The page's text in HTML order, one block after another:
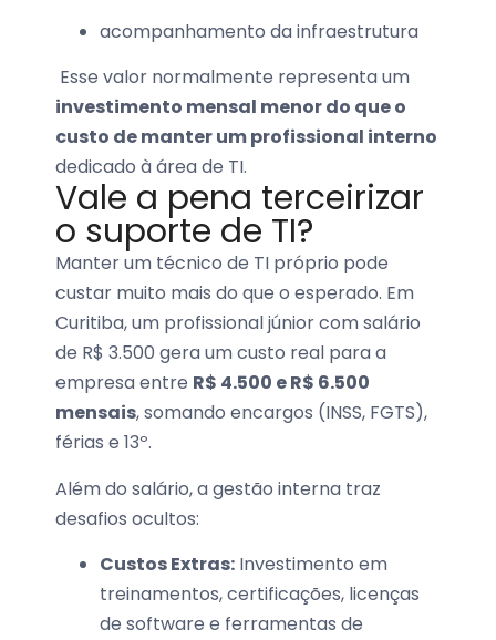
acompanhamento da infraestrutura
Esse valor normalmente representa um
investimento mensal menor do que o
custo de manter um profissional interno
dedicado à área de TI.
Vale a pena terceirizar
o suporte de TI?
Manter um técnico de TI próprio pode
custar muito mais do que o esperado. Em
Curitiba, um profissional júnior com salário
de R$ 3.500 gera um custo real para a
empresa entre R$ 4.500 e R$ 6.500
mensais, somando encargos (INSS, FGTS),
férias e 13º.
Além do salário, a gestão interna traz
desafios ocultos:
Custos Extras: Investimento em
treinamentos, certificações, licenças
de software e ferramentas de